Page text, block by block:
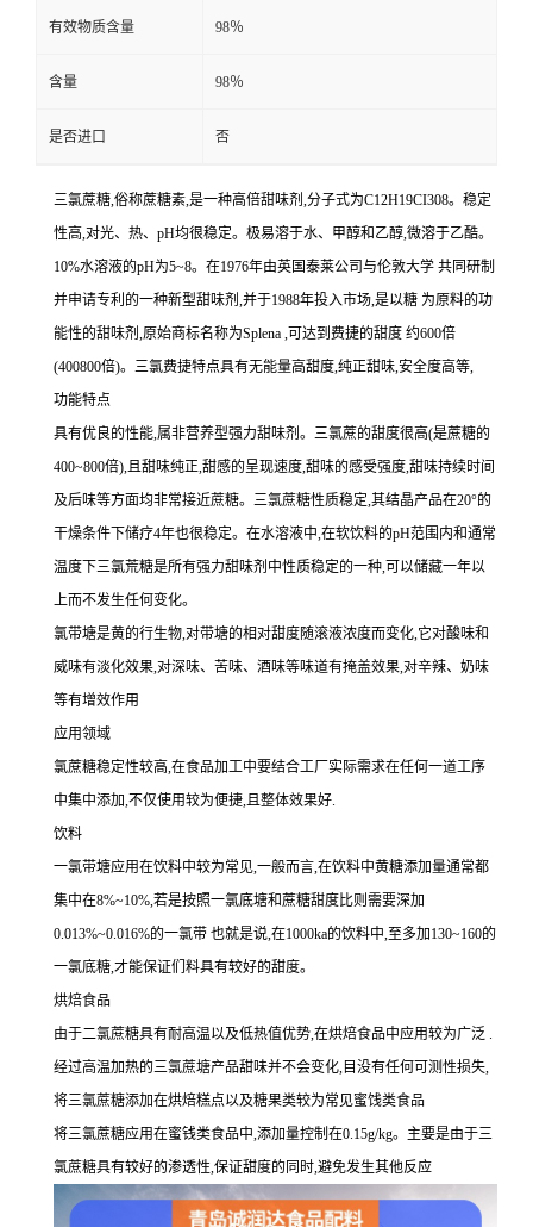
有效物质含量 98％
含量 98％
是否进口 否
三氯蔗糖,俗称蔗糖素,是一种高倍甜味剂,分子式为C12H19CI308。稳定
性高,对光、热、pH均很稳定。极易溶于水、甲醇和乙醇,微溶于乙酷。
10%水溶液的pH为5~8。在1976年由英国泰莱公司与伦敦大学 共同研制
并申请专利的一种新型甜味剂,并于1988年投入市场,是以糖 为原料的功
能性的甜味剂,原始商标名称为Splena ,可达到费捷的甜度 约600倍
(400800倍)。三氯费捷特点具有无能量高甜度,纯正甜味,安全度高等,
功能特点
具有优良的性能,属非营养型强力甜味剂。三氯蔗的甜度很高(是蔗糖的
400~800倍),且甜味纯正,甜感的呈现速度,甜味的感受强度,甜味持续时间
及后味等方面均非常接近蔗糖。三氯蔗糖性质稳定,其结晶产品在20°的
干燥条件下储疗4年也很稳定。在水溶液中,在软饮料的pH范围内和通常
温度下三氯荒糖是所有强力甜味剂中性质稳定的一种,可以储藏一年以
上而不发生任何变化。
氯带塘是黄的行生物,对带塘的相对甜度随滚液浓度而变化,它对酸味和
威味有淡化效果,对深味、苦味、酒味等味道有掩盖效果,对辛辣、奶味
等有增效作用
应用领域
氯蔗糖稳定性较高,在食品加工中要结合工厂实际需求在任何一道工序
中集中添加,不仅使用较为便捷,且整体效果好.
饮料
一氯带塘应用在饮料中较为常见,一般而言,在饮料中黄糖添加量通常都
集中在8%~10%,若是按照一氯底塘和蔗糖甜度比则需要深加
0.013%~0.016%的一氯带 也就是说,在1000ka的饮料中,至多加130~160的
一氯底糖,才能保证们料具有较好的甜度。
烘焙食品
由于二氯蔗糖具有耐高温以及低热值优势,在烘焙食品中应用较为广泛 .
经过高温加热的三氯蔗塘产品甜味并不会变化,目没有任何可测性损失,
将三氯蔗糖添加在烘焙糕点以及糖果类较为常见蜜饯类食品
将三氯蔗糖应用在蜜钱类食品中,添加量控制在0.15g/kg。主要是由于三
氯蔗糖具有较好的渗透性,保证甜度的同时,避免发生其他反应